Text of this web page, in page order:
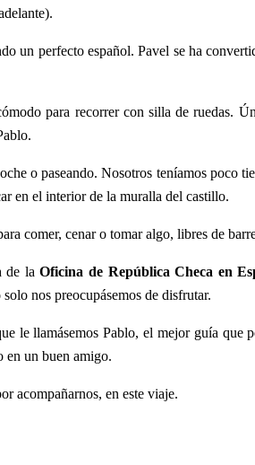
un perfecto español. Pavel se ha
para recorrer con silla de ruedas.
o paseando. Nosotros teníamos poco
en el interior de la muralla del castillo.
comer, cenar o tomar algo, libres de
de laOficina de República Checa en
nos preocupásemos de disfrutar.
le llamásemos Pablo, el mejor guía
en un buen amigo.
acompañarnos, en este viaje.